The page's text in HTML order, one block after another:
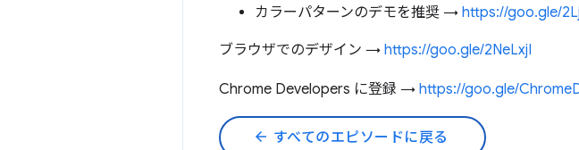
カラーパターンのデモを推奨 → https://goo.gle/
ブラウザでのデザイン → https://goo.gle/2NeLxjI
Chrome Developers に登録 → https://goo.gle/
arrow_back すべてのエピソードに戻る